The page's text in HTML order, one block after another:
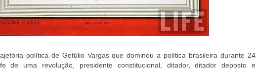
política de Getúlio Vargas que dominou a política brasileira durante 24
de uma revolução, presidente constitucional, ditador, ditador deposto e